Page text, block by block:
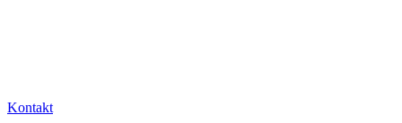
Kontakt